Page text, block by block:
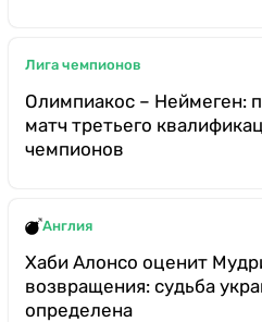
Лига чемпионов
Олимпиакос – Неймеген:
матч третьего
чемпионов
Англия
Хаби Алонсо оценит
возвращения: судьба
определена